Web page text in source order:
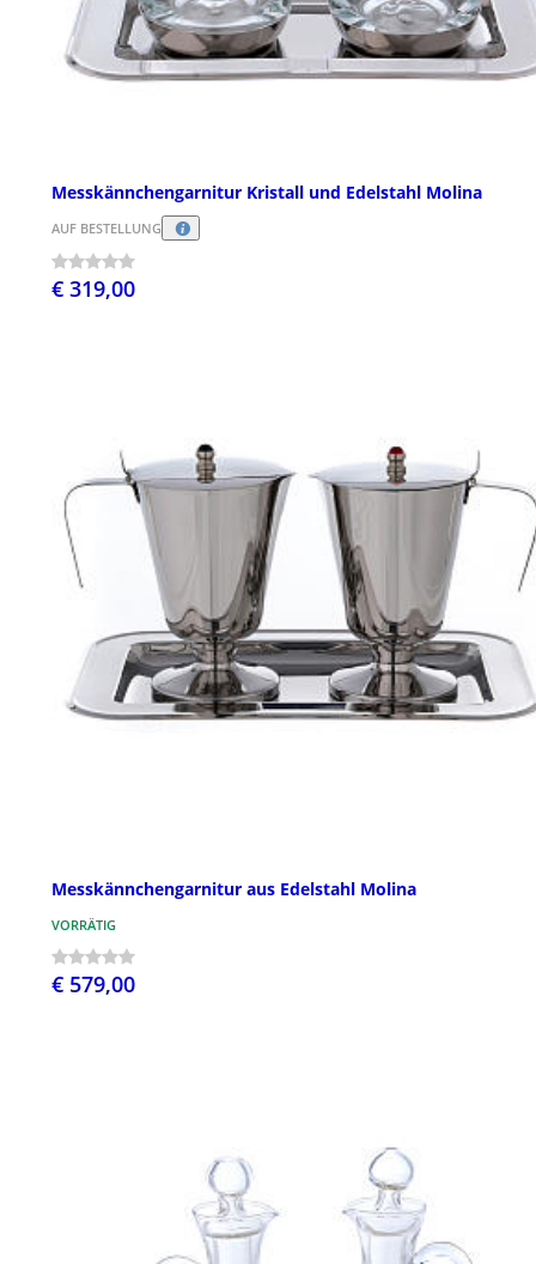
Messkännchengarnitur Kristall und Edelstahl Molina
AUF BESTELLUNG
€ 319,00
Messkännchengarnitur aus Edelstahl Molina
VORRÄTIG
€ 579,00